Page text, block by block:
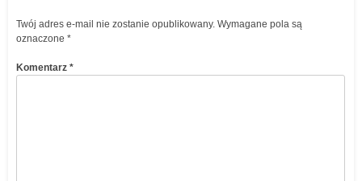
Twój adres e-mail nie zostanie opublikowany. Wymagane pola są
oznaczone *
Komentarz *